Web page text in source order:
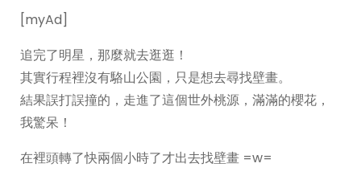
[myAd]
追完了明星，那麼就去逛逛！
其實行程裡沒有駱山公園，只是想去尋找壁畫。
結果誤打誤撞的，走進了這個世外桃源，滿滿的櫻花，
我驚呆！
在裡頭轉了快兩個小時了才出去找壁畫 =w=